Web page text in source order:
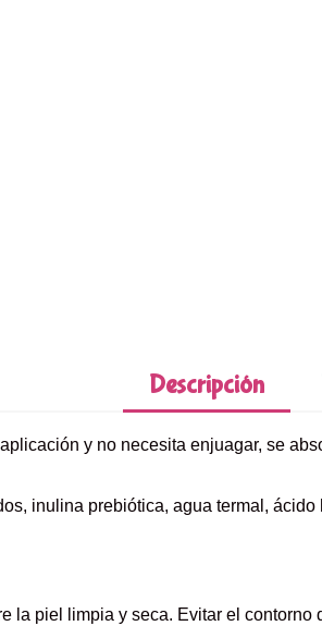
Descripción
y no necesita enjuagar, se
inulina prebiótica, agua termal,
la piel limpia y seca. Evitar el